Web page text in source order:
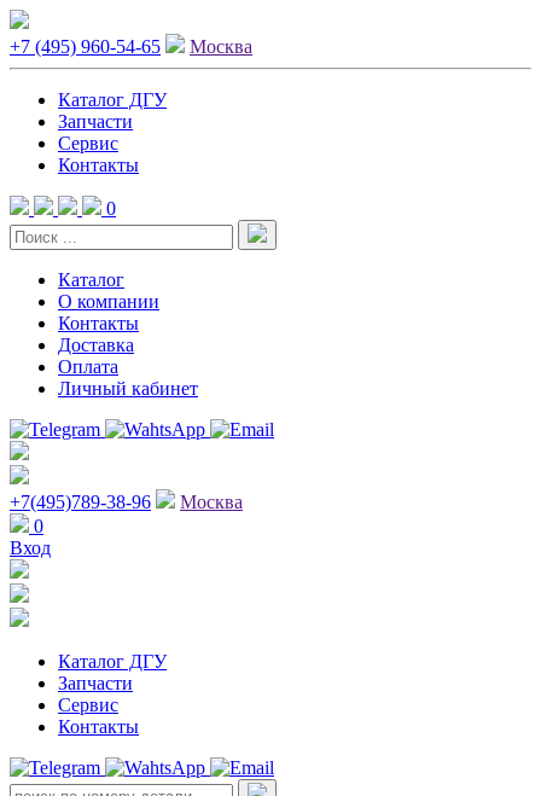
+7 (495) 960-54-65 Москва
Каталог ДГУ
Запчасти
Сервис
Контакты
0
Каталог
О компании
Контакты
Доставка
Оплата
Личный кабинет
+7(495)789-38-96
Москва
0
Вход
Каталог ДГУ
Запчасти
Сервис
Контакты